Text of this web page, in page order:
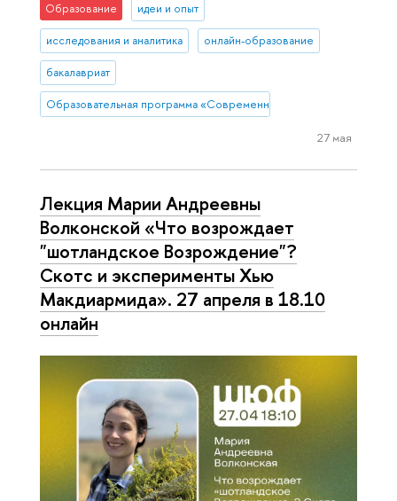
Образование идеи и опыт
исследования и аналитика онлайн-образование
бакалавриат
Образовательная программа «Современная филология»
27 мая
Лекция Марии Андреевны
Волконской «Что возрождает
"шотландское Возрождение"?
Скотс и эксперименты Хью
Макдиармида». 27 апреля в 18.10
онлайн